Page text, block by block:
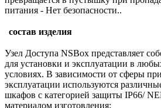
питания - Нет безопасности..
состав изделия
Узел Доступа NSBox представляет
для установки и эксплуатации в
условиях. В зависимости от сферы
эксплуатации используются
шкафов с категорией защиты IP66/
материалом изготовления: